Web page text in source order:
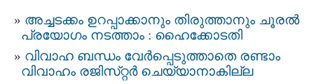
അച്ചടക്കം ഉറപ്പാക്കാനും തിരുത്താനും ചൂരല്‍
പ്രയോഗം നടത്താം : ഹൈക്കോടതി
വിവാഹ ബന്ധം വേർപ്പെടുത്താതെ രണ്ടാം
വിവാഹം രജിസ്‌റ്റർ ചെയ്യാനാകില്ല